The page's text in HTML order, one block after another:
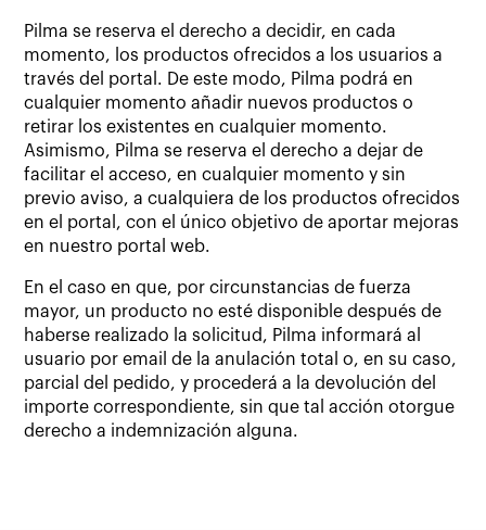
Pilma se reserva el derecho a decidir, en cada
momento, los productos ofrecidos a los usuarios a
través del portal. De este modo, Pilma podrá en
cualquier momento añadir nuevos productos o
retirar los existentes en cualquier momento.
Asimismo, Pilma se reserva el derecho a dejar de
facilitar el acceso, en cualquier momento y sin
previo aviso, a cualquiera de los productos ofrecidos
en el portal, con el único objetivo de aportar mejoras
en nuestro portal web.
En el caso en que, por circunstancias de fuerza
mayor, un producto no esté disponible después de
haberse realizado la solicitud, Pilma informará al
usuario por email de la anulación total o, en su caso,
parcial del pedido, y procederá a la devolución del
importe correspondiente, sin que tal acción otorgue
derecho a indemnización alguna.